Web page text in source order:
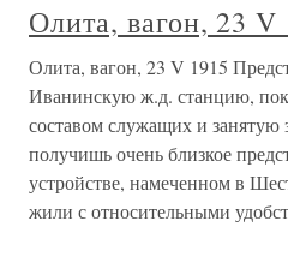
Олита, вагон, 23 V
Олита, вагон, 23 V 1915
Иванинскую ж.д. станцию,
составом служащих и
получишь очень близкое
устройстве, намеченном в
жили с относительными